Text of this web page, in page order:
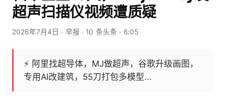
超声扫描仪视频遭质疑
2026年7月4日 · 早报 · 10 条头条 · 6:05
⚡ 阿里找超导体，MJ做超声，谷歌升级画图，
专用AI改建筑，55刀打包多模型...